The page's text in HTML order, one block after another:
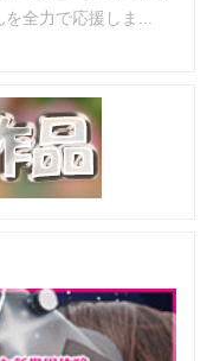
全力で応援しま...